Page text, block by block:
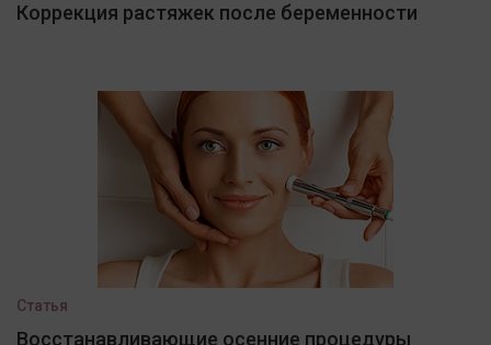
Коррекция растяжек после беременности
Статья
Восстанавливающие осенние процедуры